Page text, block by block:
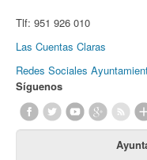
Tlf: 951 926 010
Las Cuentas Claras
Redes Sociales
Síguenos